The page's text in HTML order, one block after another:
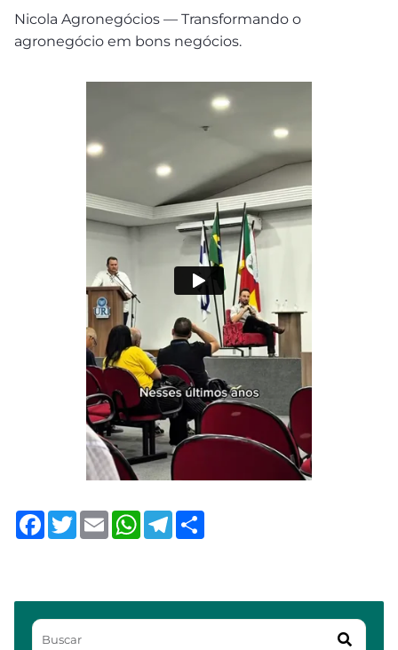
Nicola Agronegócios — Transformando o
agronegócio em bons negócios.
FacebookTwitterEmail WhatsApp
Telegram